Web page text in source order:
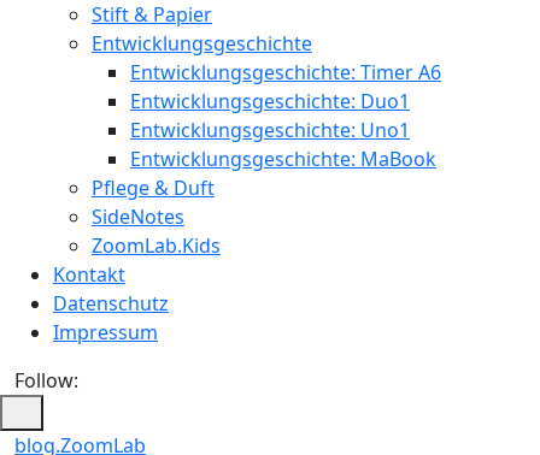
Stift & Papier
Entwicklungsgeschichte
Entwicklungsgeschichte: Timer A6
Entwicklungsgeschichte: Duo1
Entwicklungsgeschichte: Uno1
Entwicklungsgeschichte: MaBook
Pflege & Duft
SideNotes
ZoomLab.Kids
Kontakt
Datenschutz
Impressum
Follow:
blog.ZoomLab